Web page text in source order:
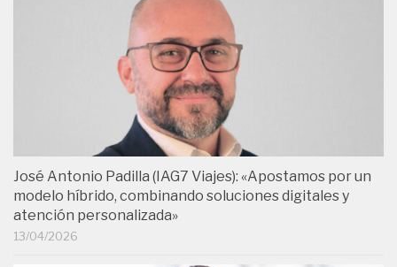
José Antonio Padilla (IAG7 Viajes): «Apostamos por un
modelo híbrido, combinando soluciones digitales y
atención personalizada»
13/04/2026